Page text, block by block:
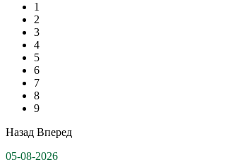
1
2
3
4
5
6
7
8
9
Назад Вперед
05-08-2026